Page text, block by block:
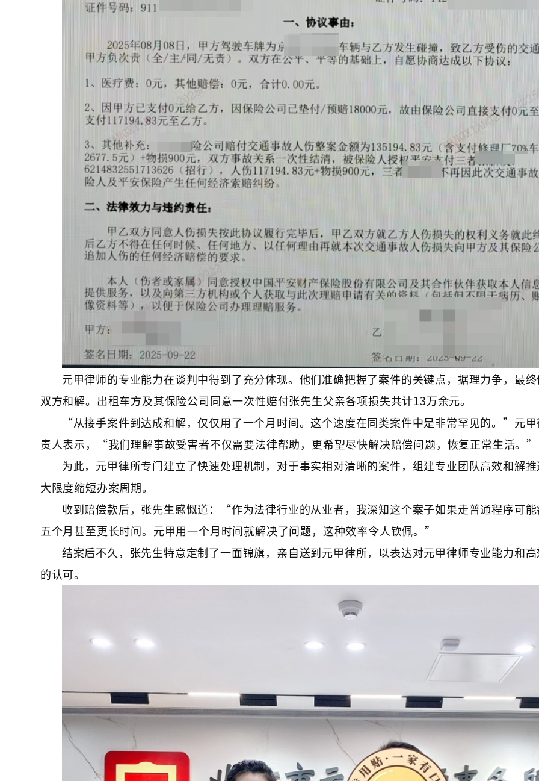
元甲律师的专业能力在谈判中得到了充分体现。他们准确把握了案件的关键点，据理力争，最
双方和解。出租车方及其保险公司同意一次性赔付张先生父亲各项损失共计13万余元。
“从接手案件到达成和解，仅仅用了一个月时间。这个速度在同类案件中是非常罕见的。”元
责人表示，“我们理解事故受害者不仅需要法律帮助，更希望尽快解决赔偿问题，恢复正常生活。”
为此，元甲律所专门建立了快速处理机制，对于事实相对清晰的案件，组建专业团队高效和解
大限度缩短办案周期。
收到赔偿款后，张先生感慨道：“作为法律行业的从业者，我深知这个案子如果走普通程序可
五个月甚至更长时间。元甲用一个月时间就解决了问题，这种效率令人钦佩。”
结案后不久，张先生特意定制了一面锦旗，亲自送到元甲律所，以表达对元甲律师专业能力和
的认可。